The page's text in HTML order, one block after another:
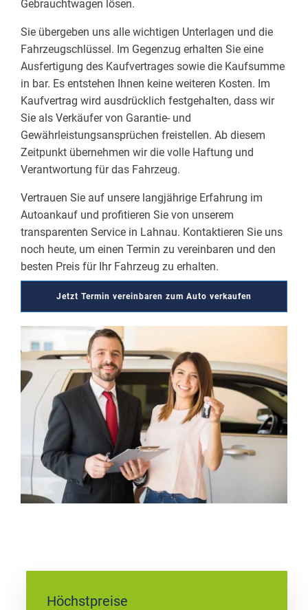
Gebrauchtwagen lösen.
Sie übergeben uns alle wichtigen Unterlagen und die
Fahrzeugschlüssel. Im Gegenzug erhalten Sie eine
Ausfertigung des Kaufvertrages sowie die Kaufsumme
in bar. Es entstehen Ihnen keine weiteren Kosten. Im
Kaufvertrag wird ausdrücklich festgehalten, dass wir
Sie als Verkäufer von Garantie- und
Gewährleistungsansprüchen freistellen. Ab diesem
Zeitpunkt übernehmen wir die volle Haftung und
Verantwortung für das Fahrzeug.
Vertrauen Sie auf unsere langjährige Erfahrung im
Autoankauf und profitieren Sie von unserem
transparenten Service in Lahnau. Kontaktieren Sie uns
noch heute, um einen Termin zu vereinbaren und den
besten Preis für Ihr Fahrzeug zu erhalten.
Jetzt Termin vereinbaren zum Auto verkaufen
Höchstpreise